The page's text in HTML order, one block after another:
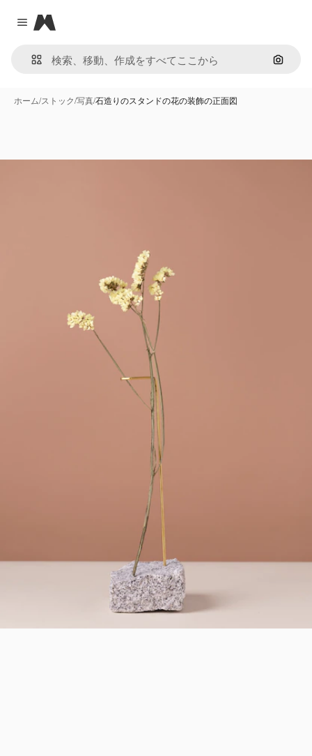
Close menu
Magnific
画像で
ホーム/ストック/写真/石造りのスタンドの花の装飾の正面図